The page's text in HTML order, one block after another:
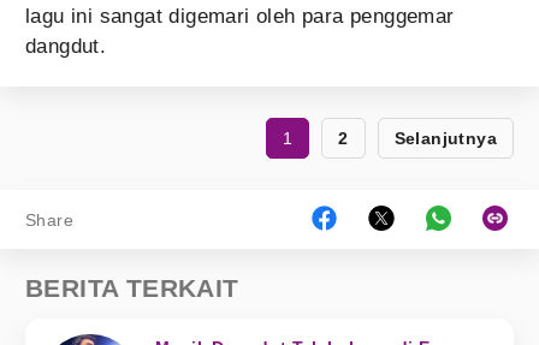
lagu ini sangat digemari oleh para penggemar
dangdut.
1 2 Selanjutnya
Share
BERITA TERKAIT